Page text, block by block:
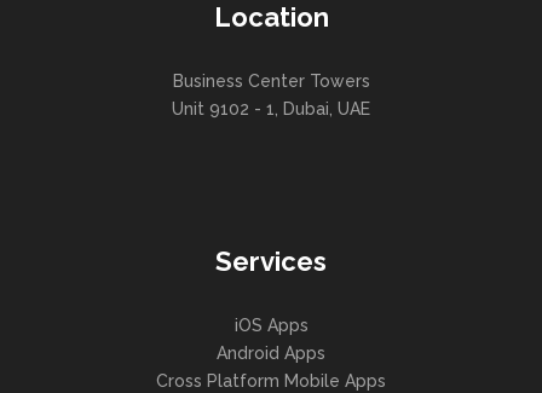
Location
Business Center Towers
Unit 9102 - 1, Dubai, UAE
Services
iOS Apps
Android Apps
Cross Platform Mobile Apps